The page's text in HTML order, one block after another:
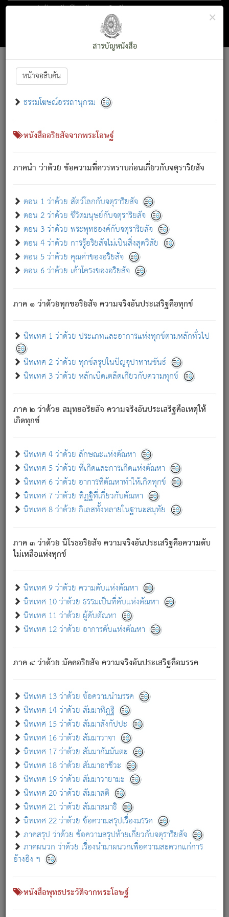
ตอน 1 ว่าด้วย สัตว์โลกกับจตุราริยสัจ
สารบัญ×
สารบัญหนังสือ
หน้าจอสืบค้น
ธรรมโฆษณ์อรรถานุกรม
หนังสืออริยสัจจากพระโอษฐ์
ภาคนำ ว่าด้วย ข้อความที่ควรทราบก่อนเกี่ยวกับจตุราริยสัจ
ตอน 1 ว่าด้วย สัตว์โลกกับจตุราริยสัจ
ตอน 2 ว่าด้วย ชีวิตมนุษย์กับจตุราริยสัจ
ตอน 3 ว่าด้วย พระพุทธองค์กับจตุราริยสัจ
ตอน 4 ว่าด้วย การรู้อริยสัจไม่เป็นสิ่งสุดวิสัย
ตอน 5 ว่าด้วย คุณค่าของอริยสัจ
ตอน 6 ว่าด้วย เค้าโครงของอริยสัจ
ภาค ๑ ว่าด้วยทุกขอริยสัจ ความจริงอันประเสริฐคือทุกข์
นิทเทศ 1 ว่าด้วย ประเภทและอาการแห่งทุกข์ตามหลักทั่วไป
นิทเทศ 2 ว่าด้วย ทุกข์สรุปในปัญจุปาทานขันธ์
นิทเทศ 3 ว่าด้วย หลักเบ็ดเตล็ดเกี่ยวกับความทุกข์
ภาค ๒ ว่าด้วย สมุทยอริยสัจ ความจริงอันประเสริฐคือเหตุให้
เกิดทุกข์
นิทเทศ 4 ว่าด้วย ลักษณะแห่งตัณหา
นิทเทศ 5 ว่าด้วย ที่เกิดและการเกิดแห่งตัณหา
นิทเทศ 6 ว่าด้วย อาการที่ตัณหาทำให้เกิดทุกข์
นิทเทศ 7 ว่าด้วย ทิฏฐิที่เกี่ยวกับตัณหา
นิทเทศ 8 ว่าด้วย กิเลสทั้งหลายในฐานะสมุทัย
ภาค ๓ ว่าด้วย นิโรธอริยสัจ ความจริงอันประเสริฐคือความดับ
ไม่เหลือแห่งทุกข์
นิทเทศ 9 ว่าด้วย ความดับแห่งตัณหา
นิทเทศ 10 ว่าด้วย ธรรมเป็นที่ดับแห่งตัณหา
นิทเทศ 11 ว่าด้วย ผู้ดับตัณหา
นิทเทศ 12 ว่าด้วย อาการดับแห่งตัณหา
ภาค ๔ ว่าด้วย มัคคอริยสัจ ความจริงอันประเสริฐคือมรรค
นิทเทศ 13 ว่าด้วย ข้อความนำมรรค
นิทเทศ 14 ว่าด้วย สัมมาทิฏฐิ
นิทเทศ 15 ว่าด้วย สัมมาสังกัปปะ
นิทเทศ 16 ว่าด้วย สัมมาวาจา
นิทเทศ 17 ว่าด้วย สัมมากัมมันตะ
นิทเทศ 18 ว่าด้วย สัมมาอาชีวะ
นิทเทศ 19 ว่าด้วย สัมมาวายามะ
นิทเทศ 20 ว่าด้วย สัมมาสติ
นิทเทศ 21 ว่าด้วย สัมมาสมาธิ
นิทเทศ 22 ว่าด้วย ข้อความสรุปเรื่องมรรค
ภาคสรุป ว่าด้วย ข้อความสรุปท้ายเกี่ยวกับจตุราริยสัจ
ภาคผนวก ว่าด้วย เรื่องนำมาผนวกเพื่อความสะดวกแก่การ
อ้างอิง ฯ
หนังสือพุทธประวัติจากพระโอษฐ์
Font :15 ]||
สัตว์โลกนี้ เกิดความเดือดร้อนแล้ว มีผัสสะบังหน้า
เขาสำคัญสิ่งใด โดยความเป็นประการใด แต่สิ่งนั้นย่อมเป็น
(ตามที่เป็นจริง) โดยประการอื่นจากที่เขาสำคัญนั้น
สัตว์โลกติดข้องอยู่ในภพ ถูกภพบังหน้าแล้ว มีภพโดยความ
เป็นอย่างอื่น (จากที่มันเป็นอยู่จริง) จึงได้เพลิดเพลินยิ่งนักในภพ
เขาเพลิดเพลินยิ่งนักในสิ่งใด สิ่งนั้นเป็นภัย (ที่เขาไม่รู้จัก)
เขากลัวต่อสิ่งใดสิ่งนั้นเป็นทุกข์
พรหมจรรย์นี้ อันบุคคลย่อมประพฤติ ก็เพื่อการละขาดซึ่ง
ภพ.
สมณะหรือพราหมณ์เหล่าใด กล่าวความหลุดพ้นจากภพว่า
มีได้เพราะภพ เรากล่าวว่า สมณะหรือพราหมณ์ทั้งปวงนั้น
มิใช่ผู้หลดพ้นจากภพ.
ภพ ว่ามีได้เพราะวิภพ[2]: เรากล่าวว่า สมณะหรือพราหมณ์ทั้ง
ปวงนั้น ก็ยังสลัดภพออกไปไม่ได้.
ก็ทุกข์นี้มีขึ้น เพราะอาศัยซึ่งอุปธิทั้งปวง.
เพราะความสิ้นไปแห่งอุปาทานทั้งปวง ความเกิดขึ้นแห่ง
ทุกข์จึงไม่มี.
ท่านจงดูโลกนี้เถิด (จะเห็นว่า) สัตว์ทั้งหลายอันอวิชาหนา
แน่นบังหนาแล้ว; และว่า สัตว์ผู้ยินดีในภพอันเป็นแล้วนั้น ย่อม
อันเป็นไปในที่หรือเวลาทั้งปวง[3]เพื่อความมีแห่งประโยชน์โดย
ประการทั้งปวง; ภพทั้งหลายทั้งหมดนั้น ไม่เที่ยง เป็นทุกข์ มี
ความแปรปรวนเป็นธรรมดา.
อย่างนี้อยู่; เขาย่อมละภวตัณหาได้ และไม่เพลิดเพลินวิภวตัณหา
ด้วย.
ความดับเพราะความสำรอกไม่เหลือ (แห่งภพทั้งหลาย)
เพราะความสิ้นไปแห่งตัณหาโดยประการทั้งปวง นั้นคือ
นิพพาน.
ภพใหม่ย่อมไม่มีแก่ภิกษุนั้น ผู้ดับเย็นสนิทแล้ว เพราะไม่มี
ภิกษุนั้น เป็นผู้ครอบงำมารได้แล้ว ชนะสงครามแล้ว ก้าวล่วง
ภพทั้งหลายทั้งปวงได้แล้ว เป็นผู้คงที่ (คือไม่เปลี่ยนแปลงอีกต่อ
- อุ.ขุ. ๒๕/๑๒๑/๘๔.
(ข้อความนี้ เป็นพระพุทธอุทานที่ทรงเปล่งออก ที่โคนต้นโพธิ์
เป็นที่ตรัสรู้ เมื่อตรัสรู้แล้วได้ 7 วัน)
เกี่ยวกับธรรมโฆษณ์ออนไลน์ (Disclaimer)
แม้ระบบ "ธรรมโฆษณ์ออนไลน์" พยายามปรับปรุงข้อมูลให้ถูกต้องมากที่สุด
ผู้ศึกษาก็พึงตรวจสอบกับตัวเล่มหนังสือต้นฉบับ ที่มีการพิมพ์ครั้งล่าสุด
ก่อนนำข้อมูลไปใช้ในการอ้างอิง"
เกี่ยวกับอัตถจารี|เกี่ยวกับการพัฒนา|แจ้งข้อผิดพลาด / แนะนำ
หนังสือที่เกี่ยวข้อง